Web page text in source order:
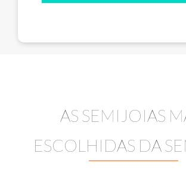
AS SEMIJOIAS
ESCOLHIDAS DA